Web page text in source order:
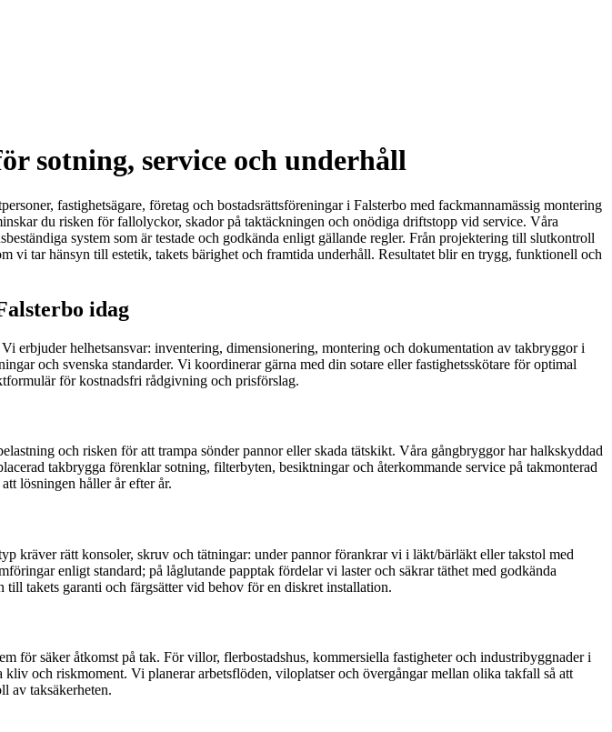
sotning, service och underhåll
fastighetsägare, företag och bostadsrättsföreningar i Falsterbo med fackmannamässig montering
du risken för fallolyckor, skador på taktäckningen och onödiga driftstopp vid service. Våra
system som är testade och godkända enligt gällande regler. Från projektering till slutkontroll
tar hänsyn till estetik, takets bärighet och framtida underhåll. Resultatet blir en trygg, funktionell och
idag
erbjuder helhetsansvar: inventering, dimensionering, montering och dokumentation av takbryggor i
och svenska standarder. Vi koordinerar gärna med din sotare eller fastighetsskötare för optimal
för kostnadsfri rådgivning och prisförslag.
och risken för att trampa sönder pannor eller skada tätskikt. Våra gångbryggor har halkskyddad
takbrygga förenklar sotning, filterbyten, besiktningar och återkommande service på takmonterad
lösningen håller år efter år.
kräver rätt konsoler, skruv och tätningar: under pannor förankrar vi i läkt/bärläkt eller takstol med
enligt standard; på låglutande papptak fördelar vi laster och säkrar täthet med godkända
takets garanti och färgsätter vid behov för en diskret installation.
för säker åtkomst på tak. För villor, flerbostadshus, kommersiella fastigheter och industribyggnader i
och riskmoment. Vi planerar arbetsflöden, viloplatser och övergångar mellan olika takfall så att
av taksäkerheten.